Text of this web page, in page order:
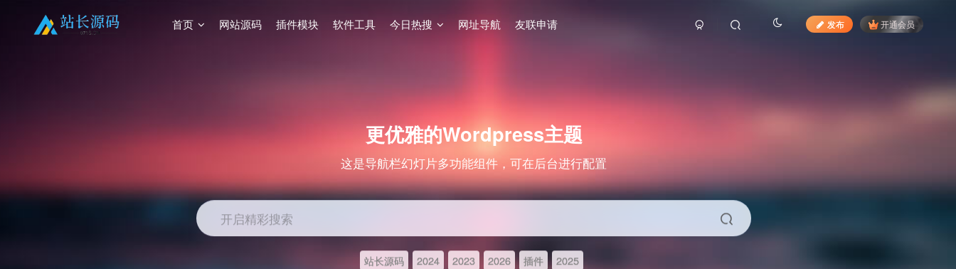
首页 网站源码 插件模块 软件工具 今日热搜 网址导航 友联申请 发布 开通会员
更优雅的Wordpress主题
这是导航栏幻灯片多功能组件，可在后台进行配置
开启精彩搜索
站长源码 2024 2023 2026 插件 2025